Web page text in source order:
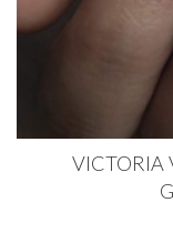
VICTORIA